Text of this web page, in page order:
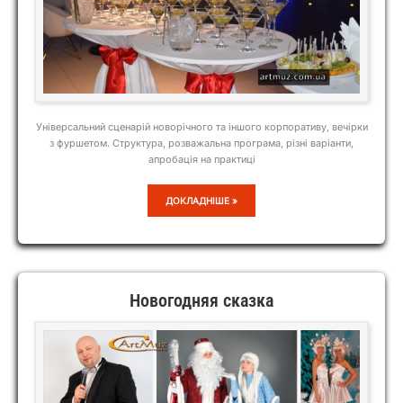
Універсальний сценарій новорічного та іншого корпоративу, вечірки
з фуршетом. Структура, розважальна програма, різні варіанти,
апробація на практиці
СЦЕНАРІЙ,
ВЕЧІРКИ
ФУРШЕТОМ
ДОКЛАДНІШЕ »
Новогодняя сказка